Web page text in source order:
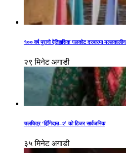
१०० वर्ष पुरानो ऐतिहासिक गलकोट दरबारमा
२९ मिनेट अगाडी
चलचित्र ‘झिँगेदाउ–२’ को टिजर सार्वजनिक
३५ मिनेट अगाडी